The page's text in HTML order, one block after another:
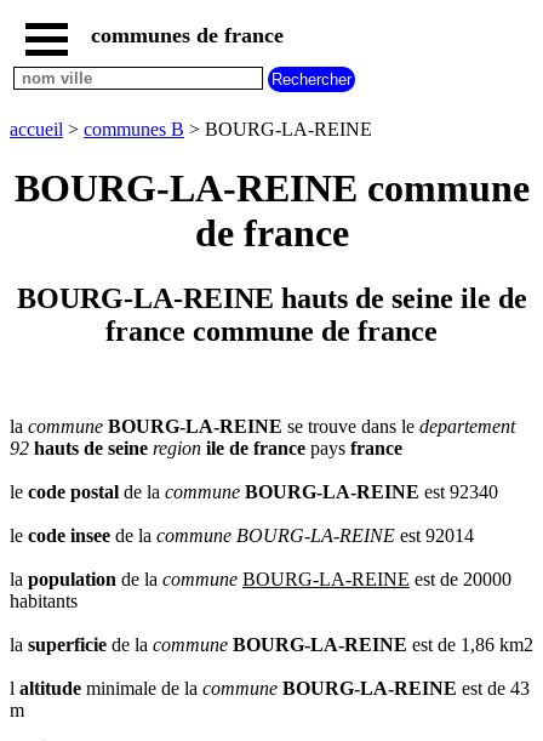
accueil
communes
regions
par
departement
H
K L M
N
O
P Q R S T
U
V
W X Y Z
communes de france
accueil > communes B > BOURG-LA-REINE
BOURG-LA-REINE commune
de france
BOURG-LA-REINE hauts de seine ile de
france commune de france
la commune BOURG-LA-REINE se trouve dans le departement
92 hauts de seine region ile de france pays france
le code postal de la commune BOURG-LA-REINE est 92340
le code insee de la commune BOURG-LA-REINE est 92014
la population de la commune BOURG-LA-REINE est de 20000
habitants
la superficie de la commune BOURG-LA-REINE est de 1,86 km2
l altitude minimale de la commune BOURG-LA-REINE est de 43
m